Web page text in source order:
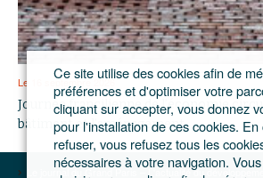
Le 16 septembre 2026
Journée francilienne de l’économie
bâtiment et l’aménagement
Le journal du Grand Paris – L'actualité du
Ce site utilise des cookies afin de
préférences et d'optimiser votre
cliquant sur accepter, vous donnez
pour l'installation de ces cookies.
refuser, vous refusez tous les
nécessaires à votre navigation.